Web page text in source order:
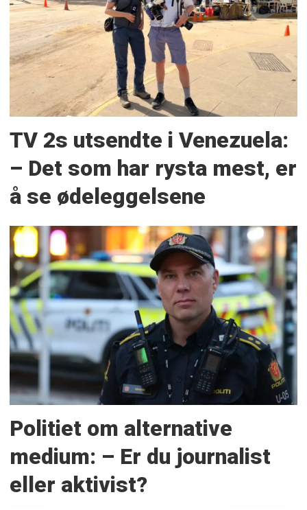
TV 2s utsendte i Venezuela:
– Det som har rysta mest, er
å se ødeleggelsene
Politiet om alternative
medium: – Er du journalist
eller aktivist?